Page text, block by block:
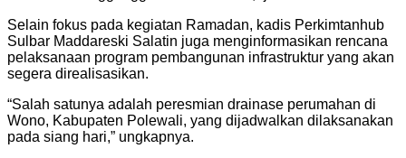
Selain fokus pada kegiatan Ramadan, kadis Perkimtanhub
Sulbar Maddareski Salatin juga menginformasikan rencana
pelaksanaan program pembangunan infrastruktur yang akan
segera direalisasikan.
“Salah satunya adalah peresmian drainase perumahan di
Wono, Kabupaten Polewali, yang dijadwalkan dilaksanakan
pada siang hari,” ungkapnya.